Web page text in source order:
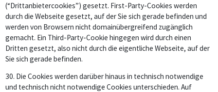
(“Drittanbietercookies”) gesetzt. First-Party-Cookies werden
durch die Webseite gesetzt, auf der Sie sich gerade befinden und
werden von Browsern nicht domainübergreifend zugänglich
gemacht. Ein Third-Party-Cookie hingegen wird durch einen
Dritten gesetzt, also nicht durch die eigentliche Webseite, auf der
Sie sich gerade befinden.
30. Die Cookies werden darüber hinaus in technisch notwendige
und technisch nicht notwendige Cookies unterschieden. Auf